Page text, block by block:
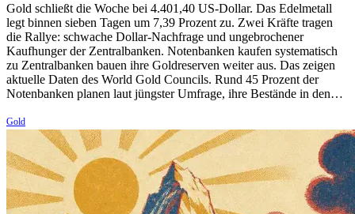
Gold schließt die Woche bei 4.401,40 US-Dollar. Das Edelmetall
legt binnen sieben Tagen um 7,39 Prozent zu. Zwei Kräfte tragen
die Rallye: schwache Dollar-Nachfrage und ungebrochener
Kaufhunger der Zentralbanken. Notenbanken kaufen systematisch
zu Zentralbanken bauen ihre Goldreserven weiter aus. Das zeigen
aktuelle Daten des World Gold Councils. Rund 45 Prozent der
Notenbanken planen laut jüngster Umfrage, ihre Bestände in den…
Gold